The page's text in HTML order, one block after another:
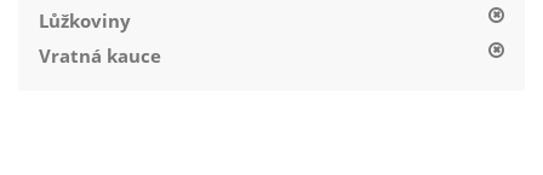
Lůžkoviny
Vratná kauce